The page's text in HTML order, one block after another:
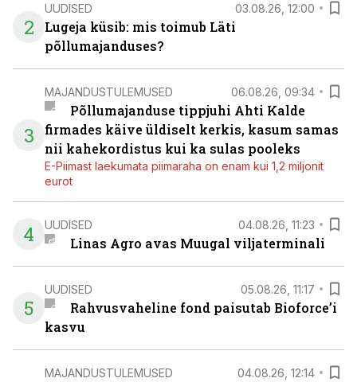
2
UUDISED 03.08.26, 12:00
Lugeja küsib: mis toimub Läti
põllumajanduses?
3
MAJANDUSTULEMUSED 06.08.26, 09:34
Põllumajanduse tippjuhi Ahti Kalde
firmades käive üldiselt kerkis, kasum samas
nii kahekordistus kui ka sulas pooleks
E-Piimast laekumata piimaraha on enam kui 1,2 miljonit
eurot
4 UUDISED 04.08.26, 11:23
Linas Agro avas Muugal viljaterminali
5
UUDISED 05.08.26, 11:17
Rahvusvaheline fond paisutab Bioforce’i
kasvu
MAJANDUSTULEMUSED 04.08.26, 12:14